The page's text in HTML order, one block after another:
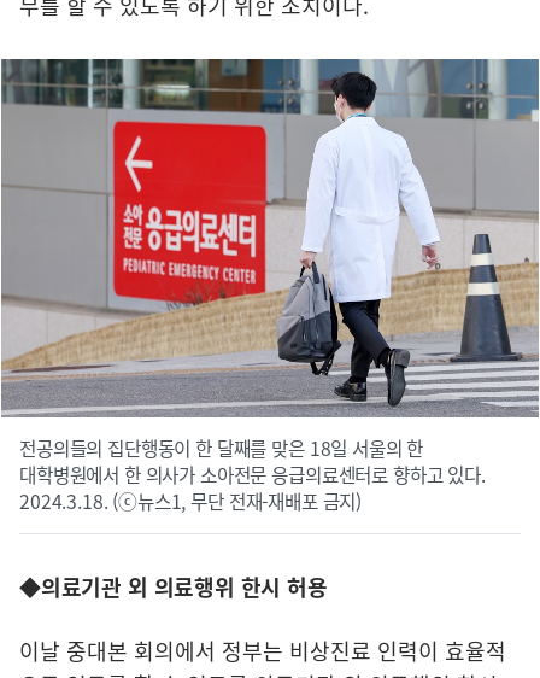
전공의들의 집단행동이 한 달째를 맞은 18일 서울의 한
대학병원에서 한 의사가 소아전문 응급의료센터로 향하고 있다.
2024.3.18. (ⓒ뉴스1, 무단 전재-재배포 금지)
◆의료기관 외 의료행위 한시 허용
이날 중대본 회의에서 정부는 비상진료 인력이 효율적